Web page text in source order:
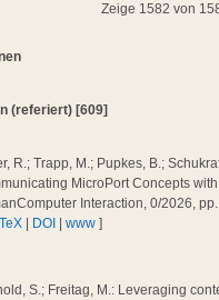
Zeige 1582 von
(referiert) [609]
R.; Trapp, M.; Pupkes, B.;
MicroPort Concepts
Interaction, 0/2026,
DOI |www ]
S.; Freitag, M.: Leveraging